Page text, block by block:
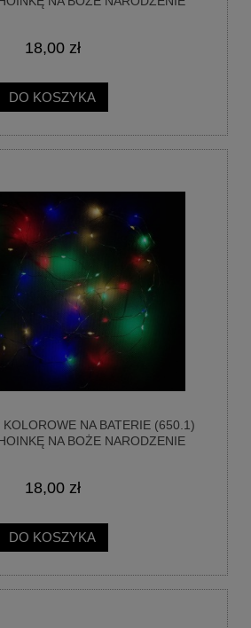
18,00 zł
DO KOSZYKA
NA BATERIE (650.1)
NA BOŻE NARODZENIE
18,00 zł
DO KOSZYKA